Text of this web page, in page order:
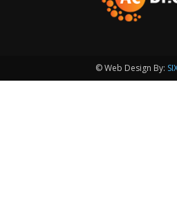
© Web Design By: